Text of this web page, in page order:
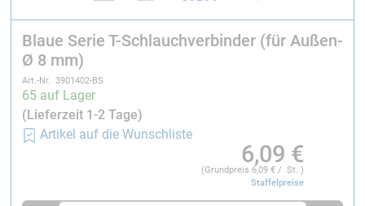
Schlauchverbinder eignen sich auch hervorragend als
Rohrverbinder
Der Innen-Ø des Schlauchverbinders passt zum
identischen Außen-Ø des Carbon-Rohrs:
Passend für Carbon-Rohre mit
Außen-Ø 8 mm
Außen-Ø 12 mm
Blaue Serie T-Schlauchverbinder (für Außen-
Ø 8 mm)
Art.-Nr. 3901402-BS
65 auf Lager
(Lieferzeit 1-2 Tage)
Artikel auf die Wunschliste
6,09 €
(Grundpreis6,09 € / St. )
Staffelpreise